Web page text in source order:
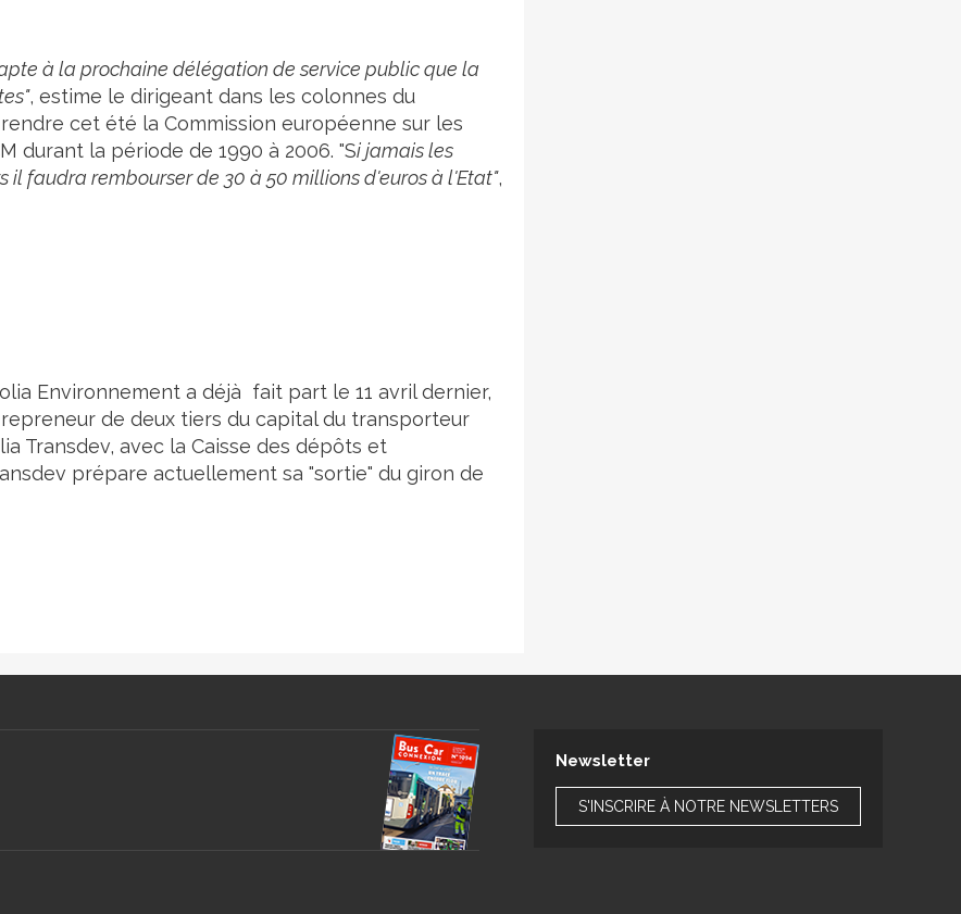
à la prochaine délégation de service public que la
, estime le dirigeant dans les colonnes du
cet été la Commission européenne sur les
durant la période de 1990 à 2006. "Si jamais les
il faudra rembourser de 30 à 50 millions d'euros à l'Etat",
Environnement a déjà fait part le 11 avril dernier,
de deux tiers du capital du transporteur
Transdev, avec la Caisse des dépôts et
prépare actuellement sa "sortie" du giron de
Newsletter
S'INSCRIRE À NOTRE NEWSLETTERS